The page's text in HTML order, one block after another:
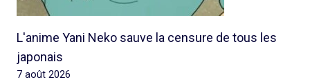
L'anime Yani Neko sauve la censure de tous les
japonais
7 août 2026